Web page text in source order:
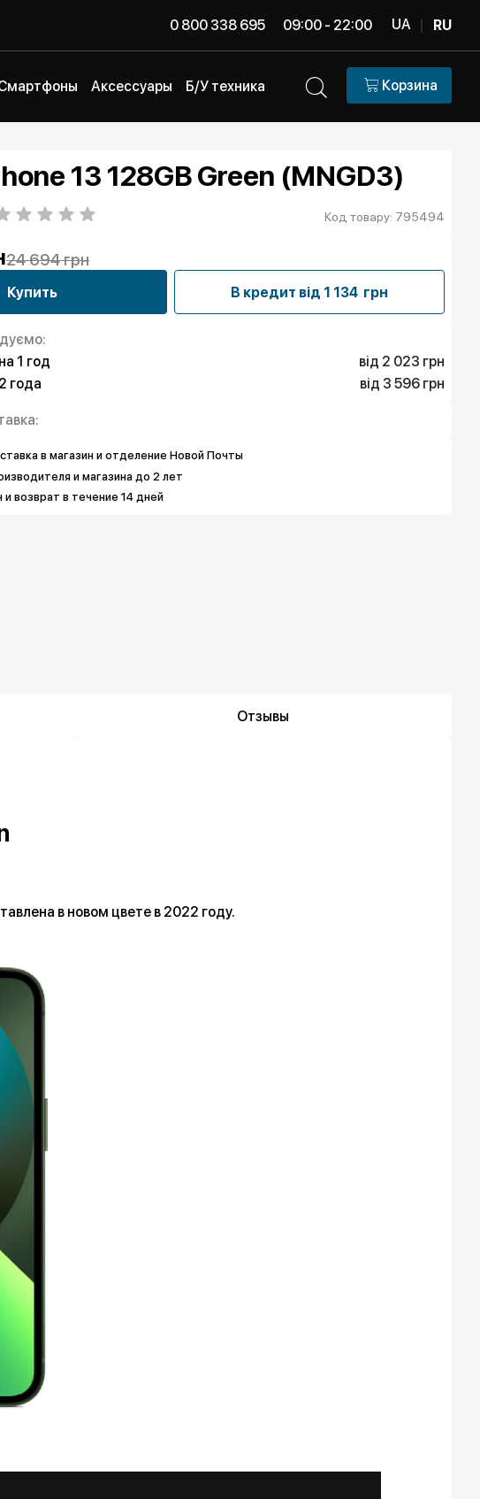
0 800 338 695 09:00 - 22:00 UA | RU
Аксессуары Б/У техника Корзина
13 128GB Green (MNGD3)
Код товару: 795494
24 694 грн
Купить В кредит від 1 134 грн
1 год
від 2 023 грн
дефектов
2 023 грн
года
від 3 596 грн
в магазин и отделение Новой Почты
и магазина до 2 лет
возврат в течение 14 дней
Отзывы
в новом цвете в 2022 году.